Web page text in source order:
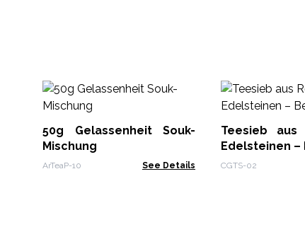
50g Gelassenheit Souk-
Mischung
ArTeaP-10 See Details
Teesieb aus
Edelsteinen
CGTS-02